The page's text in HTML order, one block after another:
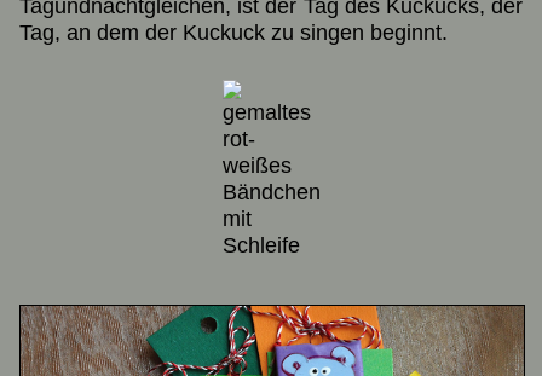
Tag, an dem der Kuckuck zu singen beginnt.